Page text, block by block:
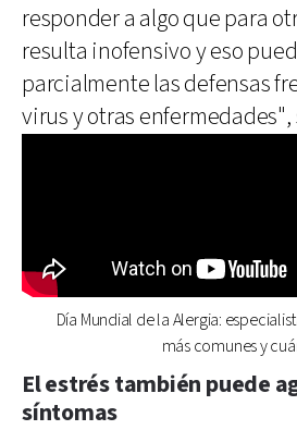
responder a algo que para
resulta inofensivo y eso
parcialmente las defensas
virus y otras enfermedades",
Día Mundial de la Alergia:
más comunes y
El estrés también puede
síntomas